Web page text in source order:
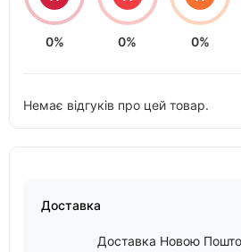
0% 0% 0%
Немає відгуків про цей товар.
Доставка
Доставка Новою